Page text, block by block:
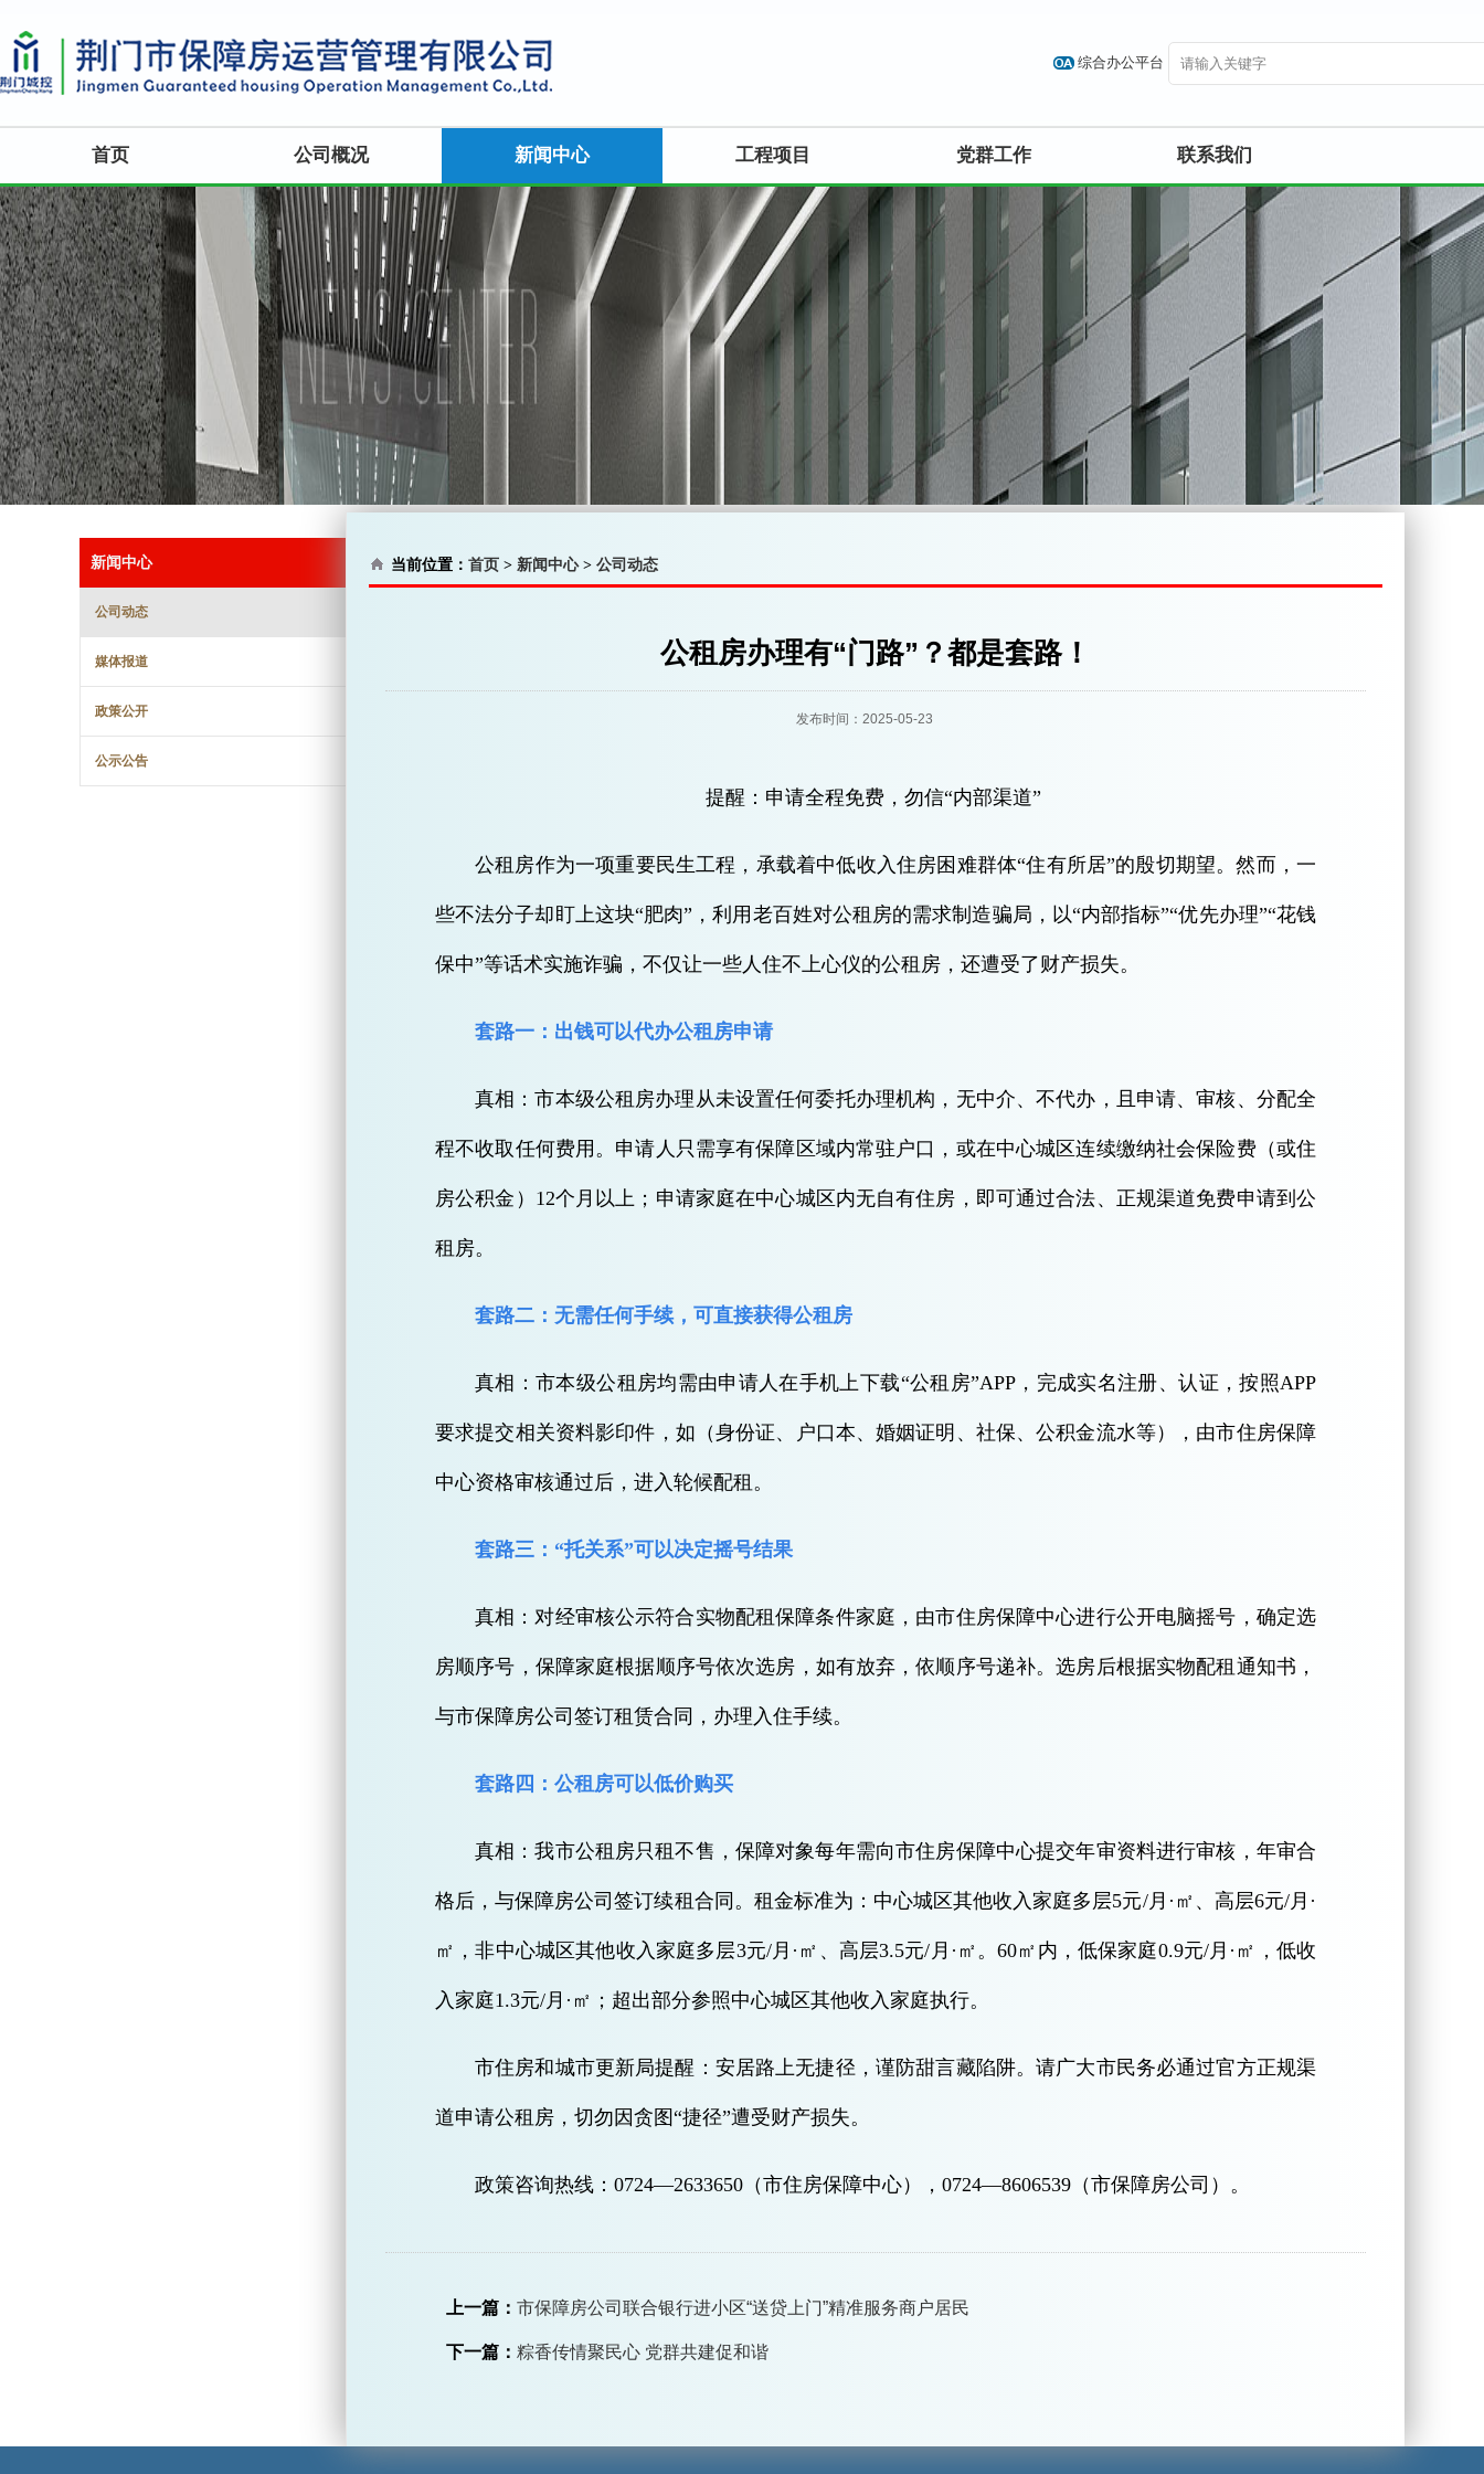
综合办公平台
首页 公司概况 新闻中心 工程项目 党群工作 联系我们
新闻中心
公司动态
媒体报道
政策公开
公示公告
当前位置： 首页 > 新闻中心> 公司动态
公租房办理有“门路”？都是套路！
发布时间：2025-05-23
提醒：申请全程免费，勿信“内部渠道”
公租房作为一项重要民生工程，承载着中低收入住房困难群体“住有所居”的殷切期望。然而，一
些不法分子却盯上这块“肥肉”，利用老百姓对公租房的需求制造骗局，以“内部指标”“优先办理”“花钱
保中”等话术实施诈骗，不仅让一些人住不上心仪的公租房，还遭受了财产损失。
套路一：出钱可以代办公租房申请
真相：市本级公租房办理从未设置任何委托办理机构，无中介、不代办，且申请、审核、分配全
程不收取任何费用。申请人只需享有保障区域内常驻户口，或在中心城区连续缴纳社会保险费（或住
房公积金）12个月以上；申请家庭在中心城区内无自有住房，即可通过合法、正规渠道免费申请到公
租房。
套路二：无需任何手续，可直接获得公租房
真相：市本级公租房均需由申请人在手机上下载“公租房”APP，完成实名注册、认证，按照APP
要求提交相关资料影印件，如（身份证、户口本、婚姻证明、社保、公积金流水等），由市住房保障
中心资格审核通过后，进入轮候配租。
套路三：“托关系”可以决定摇号结果
真相：对经审核公示符合实物配租保障条件家庭，由市住房保障中心进行公开电脑摇号，确定选
房顺序号，保障家庭根据顺序号依次选房，如有放弃，依顺序号递补。选房后根据实物配租通知书，
与市保障房公司签订租赁合同，办理入住手续。
套路四：公租房可以低价购买
真相：我市公租房只租不售，保障对象每年需向市住房保障中心提交年审资料进行审核，年审合
格后，与保障房公司签订续租合同。租金标准为：中心城区其他收入家庭多层5元/月·㎡、高层6元/月·
㎡，非中心城区其他收入家庭多层3元/月·㎡、高层3.5元/月·㎡。60㎡内，低保家庭0.9元/月·㎡，低收
入家庭1.3元/月·㎡；超出部分参照中心城区其他收入家庭执行。
市住房和城市更新局提醒：安居路上无捷径，谨防甜言藏陷阱。请广大市民务必通过官方正规渠
道申请公租房，切勿因贪图“捷径”遭受财产损失。
政策咨询热线：0724—2633650（市住房保障中心），0724—8606539（市保障房公司）。
上一篇： 市保障房公司联合银行进小区“送贷上门”精准服务商户居民
下一篇： 粽香传情聚民心 党群共建促和谐